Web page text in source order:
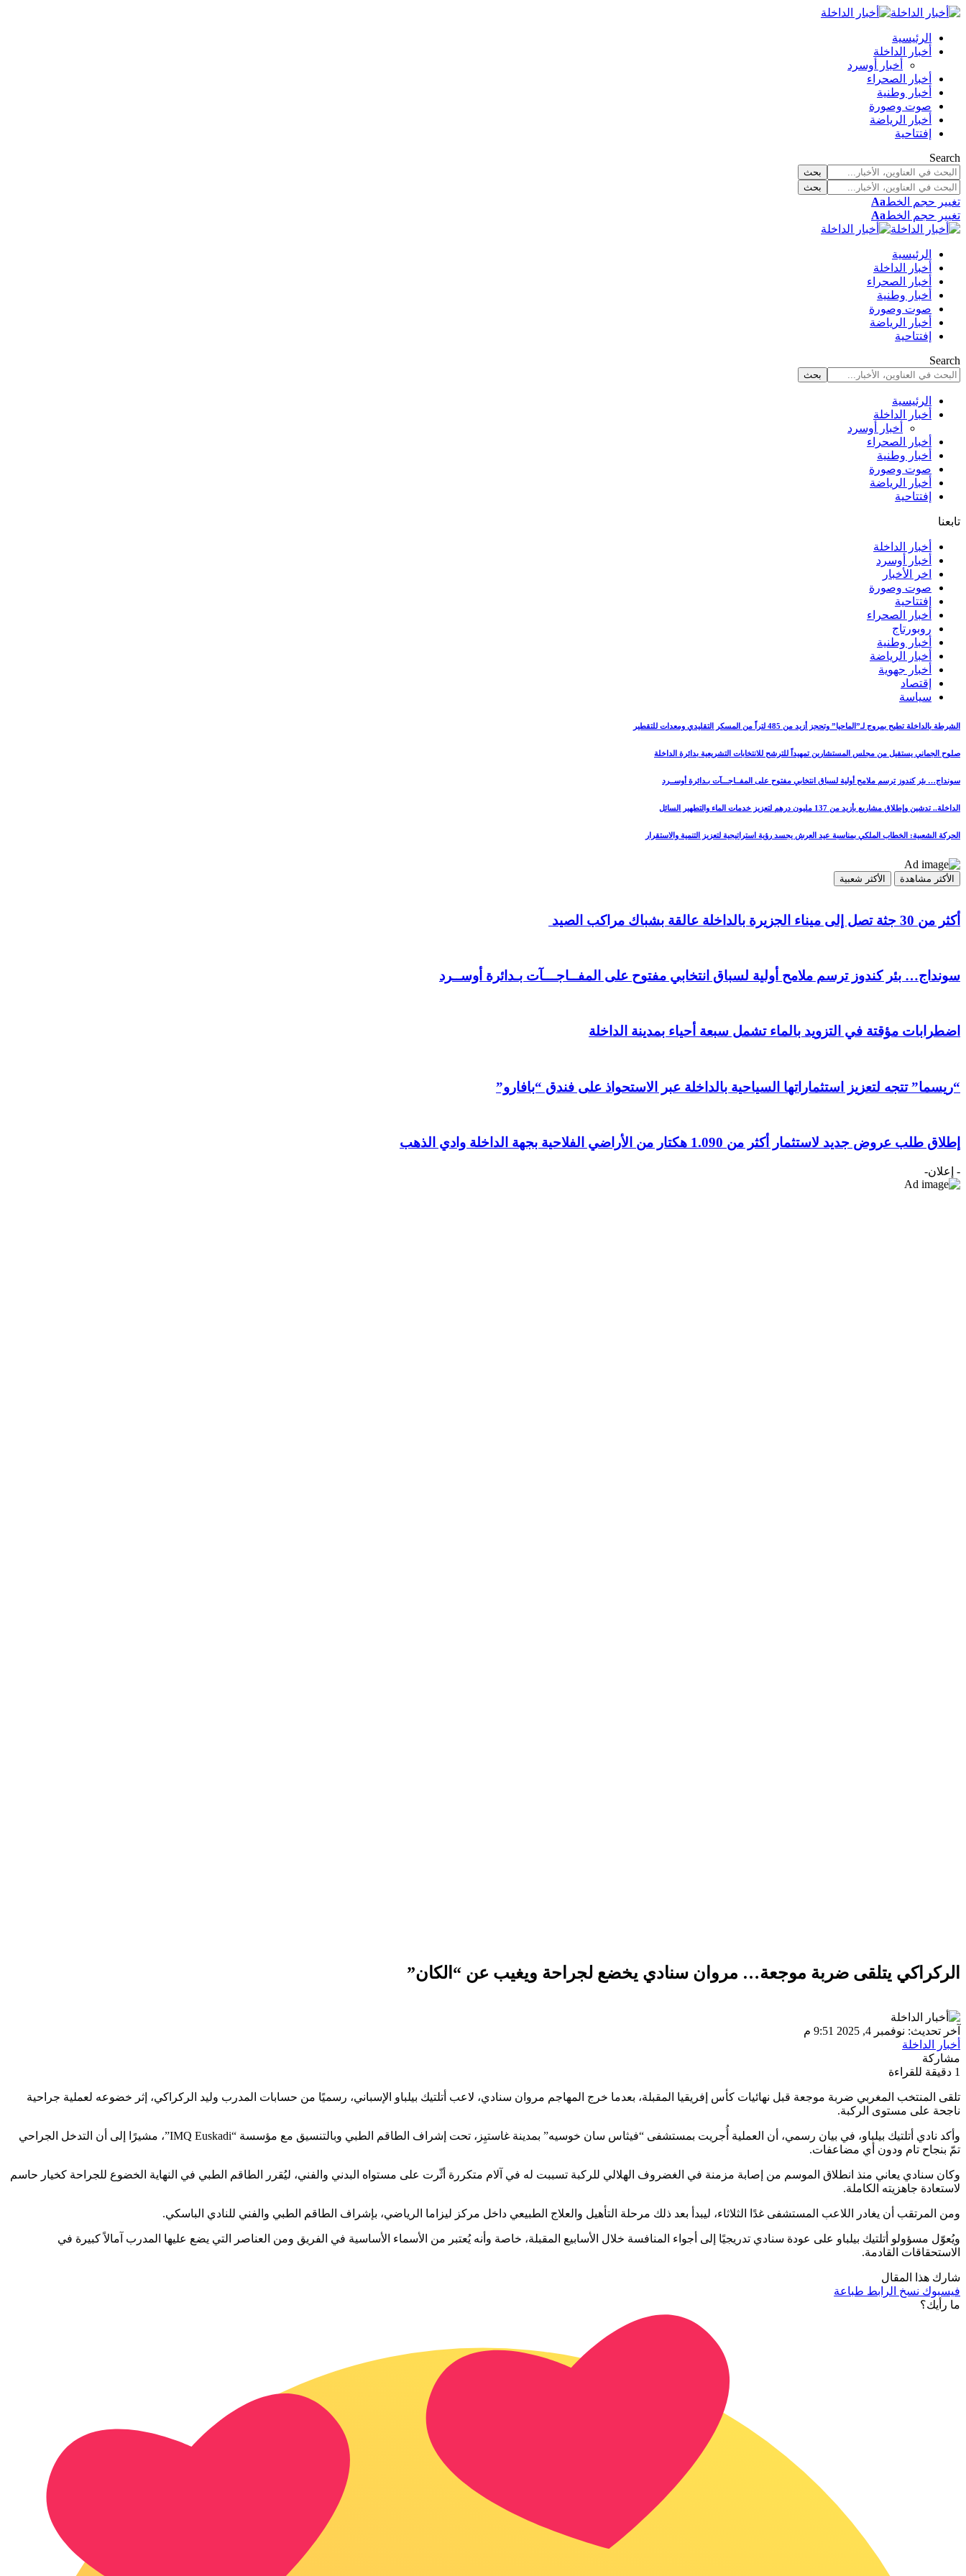
الرئيسية
أخبار الداخلة
أخبار أوسرد
أخبار الصحراء
أخبار وطنية
صوت وصورة
أخبار الرياضة
إفتتاحية
Search
تغيير حجم الخطAa
تغيير حجم الخطAa
الرئيسية
أخبار الداخلة
أخبار الصحراء
أخبار وطنية
صوت وصورة
أخبار الرياضة
إفتتاحية
Search
الرئيسية
أخبار الداخلة
أخبار أوسرد
أخبار الصحراء
أخبار وطنية
صوت وصورة
أخبار الرياضة
إفتتاحية
تابعنا
أخبار الداخلة
أخبار أوسرد
اخر الأخبار
صوت وصورة
إفتتاحية
أخبار الصحراء
روبورتاج
أخبار وطنية
أخبار الرياضة
أخبار جهوية
إقتصاد
سياسة
الشرطة بالداخلة تطيح بمروج لـ”الماحيا” وتحجز أزيد من 485 لتراً من المسكر التقليدي ومعدات للتقطير
صلوح الجماني يستقيل من مجلس المستشارين تمهيداً للترشح للانتخابات التشريعية بدائرة الداخلة
سونداج… بئر كندوز ترسم ملامح أولية لسباق انتخابي مفتوح على المفــاجـــآت بـدائرة أوســرد
الداخلة.. تدشين وإطلاق مشاريع بأزيد من 137 مليون درهم لتعزيز خدمات الماء والتطهير السائل
الحركة الشعبية: الخطاب الملكي بمناسبة عيد العرش يجسد رؤية استراتيجية لتعزيز التنمية والاستقرار
الأكثر مشاهدة الأكثر شعبية
أكثر من 30 جثة تصل إلى ميناء الجزيرة بالداخلة عالقة بشباك مراكب الصيد
سونداج… بئر كندوز ترسم ملامح أولية لسباق انتخابي مفتوح على المفــاجـــآت بـدائرة أوســرد
اضطرابات مؤقتة في التزويد بالماء تشمل سبعة أحياء بمدينة الداخلة
“ريسما” تتجه لتعزيز استثماراتها السياحية بالداخلة عبر الاستحواذ على فندق “بافارو”
إطلاق طلب عروض جديد لاستثمار أكثر من 1.090 هكتار من الأراضي الفلاحية بجهة الداخلة وادي الذهب
- إعلان-
الركراكي يتلقى ضربة موجعة… مروان سنادي يخضع لجراحة ويغيب عن “الكان”
آخر تحديث: نوفمبر 4, 2025 9:51 م
أخبار الداخلة
مشاركة
1 دقيقة للقراءة
تلقى المنتخب المغربي ضربة موجعة قبل نهائيات كأس إفريقيا المقبلة، بعدما خرج المهاجم مروان سنادي، لاعب أتلتيك بيلباو الإسباني، رسميًا من حسابات المدرب وليد الركراكي، إثر خضوعه لعملية جراحية
ناجحة على مستوى الركبة.
وأكد نادي أتلتيك بيلباو، في بيان رسمي، أن العملية أُجريت بمستشفى “فيثاس سان خوسيه” بمدينة غاستيِز، تحت إشراف الطاقم الطبي وبالتنسيق مع مؤسسة “IMQ Euskadi”، مشيرًا إلى أن التدخل الجراحي
تمّ بنجاح تام ودون أي مضاعفات.
وكان سنادي يعاني منذ انطلاق الموسم من إصابة مزمنة في الغضروف الهلالي للركبة تسببت له في آلام متكررة أثّرت على مستواه البدني والفني، ليُقرر الطاقم الطبي في النهاية الخضوع للجراحة كخيار حاسم
لاستعادة جاهزيته الكاملة.
ومن المرتقب أن يغادر اللاعب المستشفى غدًا الثلاثاء، ليبدأ بعد ذلك مرحلة التأهيل والعلاج الطبيعي داخل مركز ليزاما الرياضي، بإشراف الطاقم الطبي والفني للنادي الباسكي.
ويُعوّل مسؤولو أتلتيك بيلباو على عودة سنادي تدريجيًا إلى أجواء المنافسة خلال الأسابيع المقبلة، خاصة وأنه يُعتبر من الأسماء الأساسية في الفريق ومن العناصر التي يضع عليها المدرب آمالاً كبيرة في
الاستحقاقات القادمة.
شارك هذا المقال
فيسبوك نسخ الرابط طباعة
ما رأيك؟